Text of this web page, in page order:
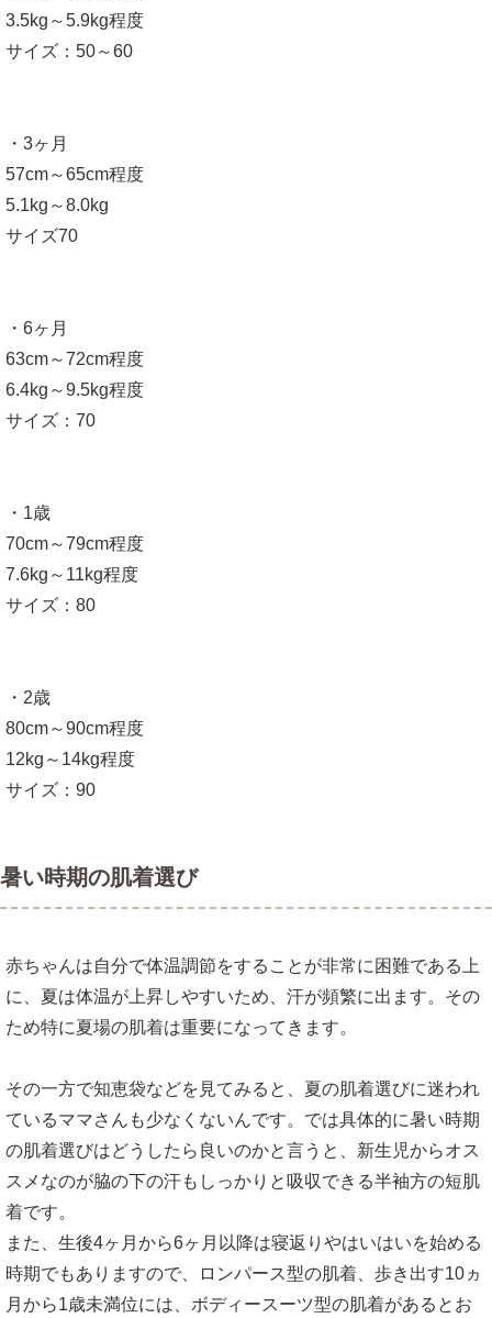
3.5kg～5.9kg程度
サイズ：50～60
・3ヶ月
57cm～65cm程度
5.1kg～8.0kg
サイズ70
・6ヶ月
63cm～72cm程度
6.4kg～9.5kg程度
サイズ：70
・1歳
70cm～79cm程度
7.6kg～11kg程度
サイズ：80
・2歳
80cm～90cm程度
12kg～14kg程度
サイズ：90
暑い時期の肌着選び
赤ちゃんは自分で体温調節をすることが非常に困難である上
に、夏は体温が上昇しやすいため、汗が頻繁に出ます。その
ため特に夏場の肌着は重要になってきます。
その一方で知恵袋などを見てみると、夏の肌着選びに迷われ
ているママさんも少なくないんです。では具体的に暑い時期
の肌着選びはどうしたら良いのかと言うと、新生児からオス
スメなのが脇の下の汗もしっかりと吸収できる半袖方の短肌
着です。
また、生後4ヶ月から6ヶ月以降は寝返りやはいはいを始める
時期でもありますので、ロンパース型の肌着、歩き出す10ヵ
月から1歳未満位には、ボディースーツ型の肌着があるとお